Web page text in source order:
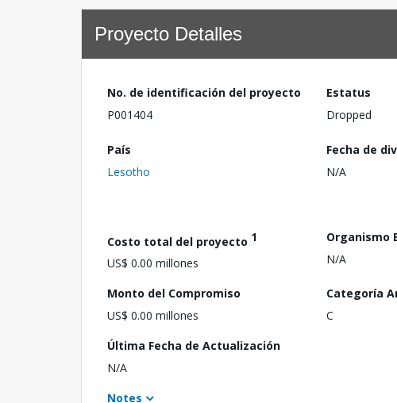
Proyecto Detalles
No. de identificación del proyecto
P001404
Estatus
Dropped
País
Lesotho
Fecha de
N/A
Costo total del proyecto 1
US$ 0.00 millones
Organismo
N/A
Monto del Compromiso
US$ 0.00 millones
Categoría
C
Última Fecha de Actualización
N/A
Notes